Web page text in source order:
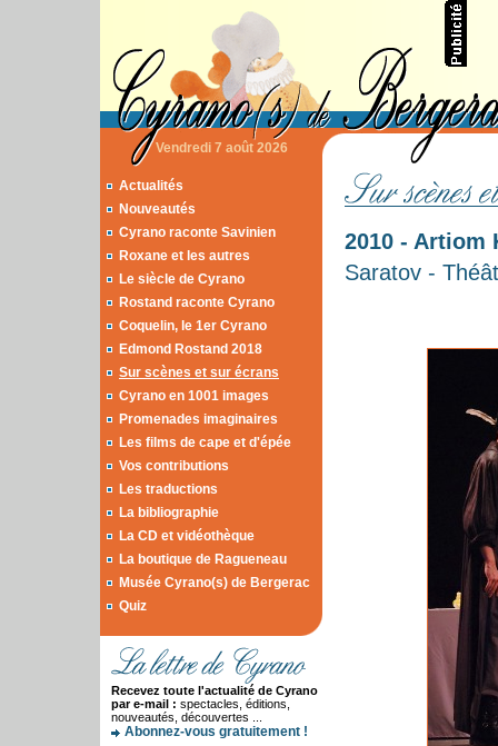
Vendredi 7 août 2026
Actualités
Nouveautés
Cyrano raconte Savinien
Roxane et les autres
Le siècle de Cyrano
Rostand raconte Cyrano
Coquelin, le 1er Cyrano
Edmond Rostand 2018
Sur scènes et sur écrans
Cyrano en 1001 images
Promenades imaginaires
Les films de cape et d'épée
Vos contributions
Les traductions
La bibliographie
La CD et vidéothèque
La boutique de Ragueneau
Musée Cyrano(s) de Bergerac
Quiz
Recevez toute l'actualité de Cyrano
par e-mail : spectacles, éditions,
nouveautés, découvertes ...
Abonnez-vous gratuitement !
2010 - Artiom
Saratov -